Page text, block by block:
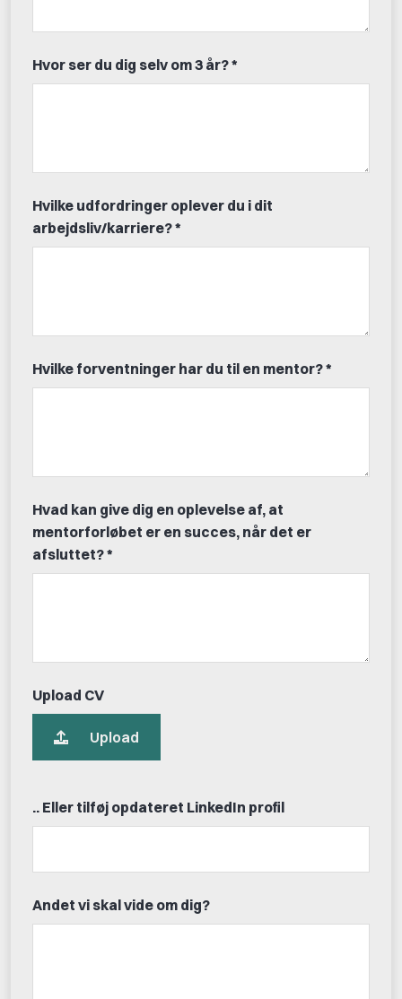
Hvor ser du dig selv om 3 år? *
Hvilke udfordringer oplever du i dit
arbejdsliv/karriere? *
Hvilke forventninger har du til en mentor? *
Hvad kan give dig en oplevelse af, at
mentorforløbet er en succes, når det er
afsluttet? *
Upload CV
Upload
.. Eller tilføj opdateret LinkedIn profil
Andet vi skal vide om dig?